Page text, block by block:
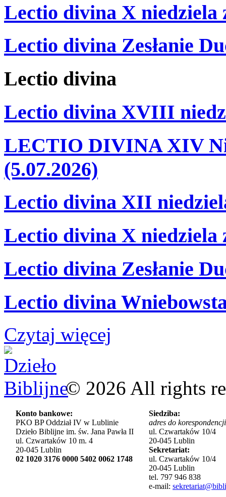
Lectio divina X niedziela
Lectio divina Zesłanie
Lectio divina
Lectio divina XVIII
LECTIO DIVINA XIV
(5.07.2026)
Lectio divina XII
Lectio divina X niedziela
Lectio divina Zesłanie
Lectio divina
Czytaj więcej
© 2026 All rights
Konto bankowe:
PKO BP Oddział IV w Lublinie
Dzieło Biblijne im. św. Jana Pawła II
ul. Czwartaków 10 m. 4
20-045 Lublin
02 1020 3176 0000 5402 0062 1748
Siedziba:
adres do
ul. Czwartaków 10/4
20-045 Lublin
Sekretariat:
ul. Czwartaków 10/4
20-045 Lublin
tel. 797 946 838
e-mail: